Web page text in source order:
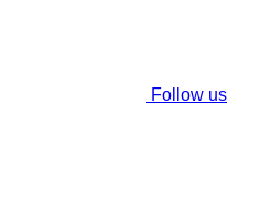
Follow us